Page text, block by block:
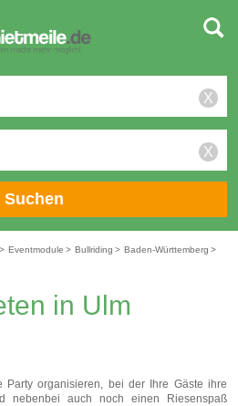
X
X
Suchen
> Eventmodule > Bullriding > Baden-Württemberg >
in Ulm
organisieren, bei der Ihre Gäste ihre
nebenbei auch noch einen Riesenspaß